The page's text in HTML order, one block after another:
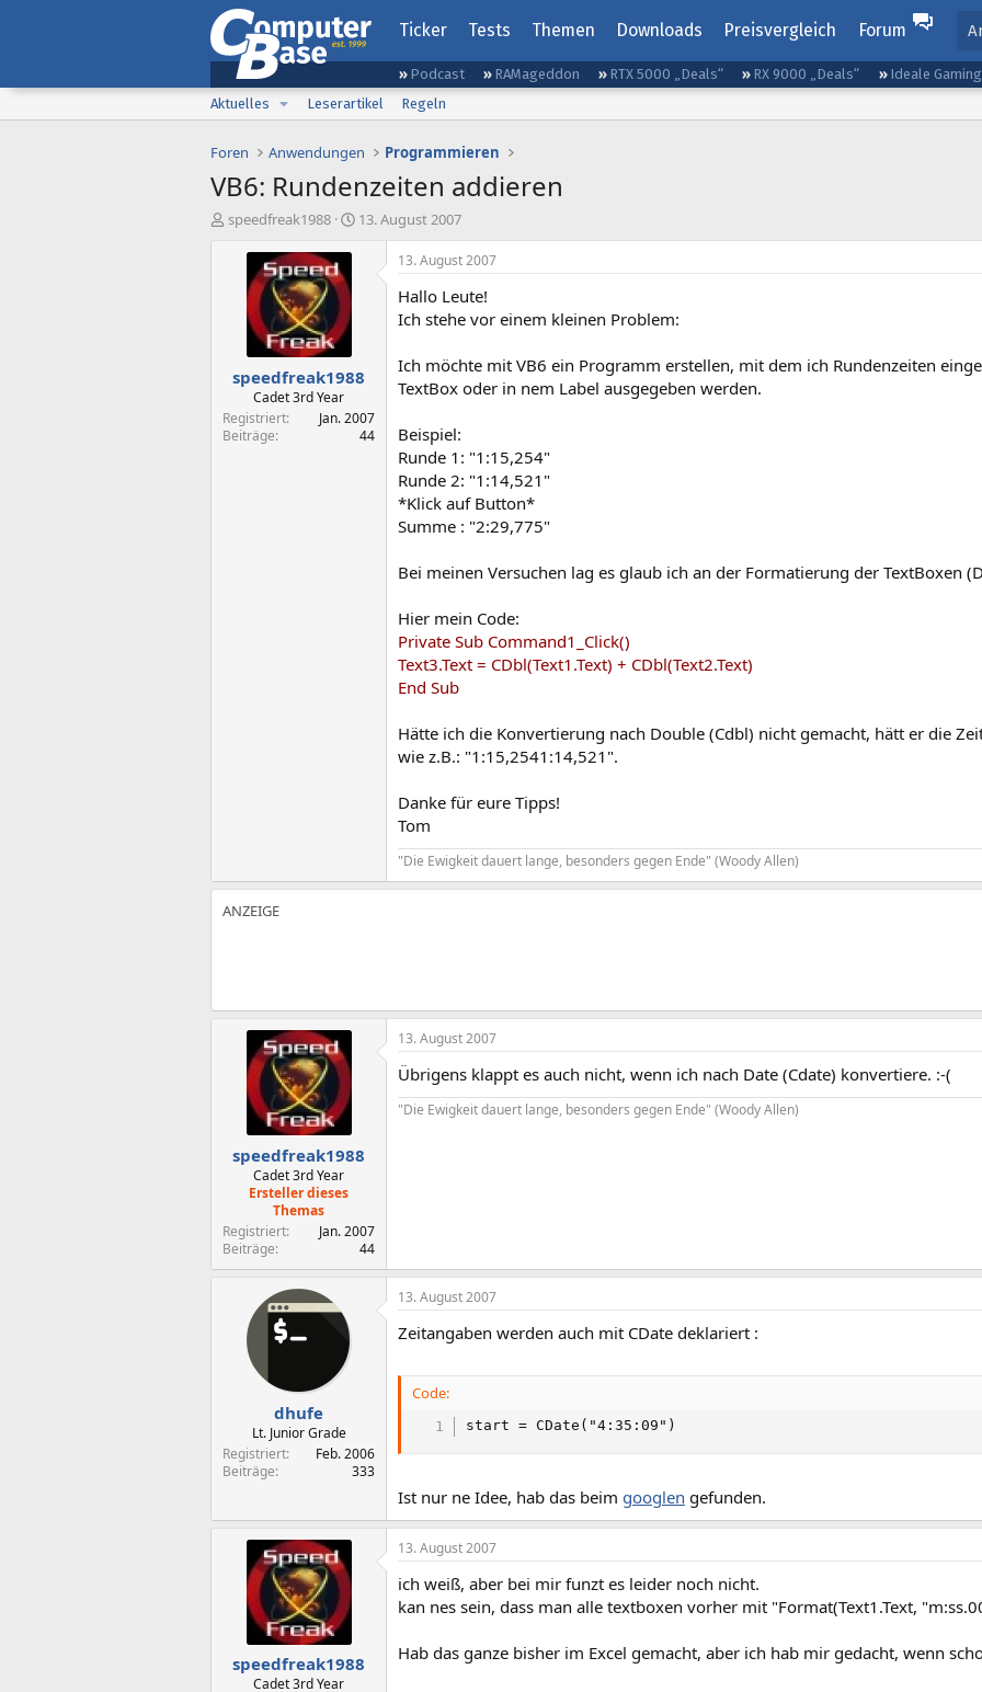
Ticker Tests Themen Downloads Preisvergleich Forum
Podcast RAMageddon RTX 5000 „Deals“ RX 9000 „Deals“ Ideale
Aktuelles
Leserartikel Regeln
Foren Anwendungen Programmieren
VB6: Rundenzeiten addieren
E
speedfreak1988
E
a
13. August 2007
speedfreak1988
Cadet 3rd Year
Registriert
Jan. 2007
Beiträge
44
13. August 2007
Hallo Leute!
Ich stehe vor einem kleinen Problem:
Ich möchte mit VB6 ein Programm erstellen, mit dem ich Rundenzeiten
TextBox oder in nem Label ausgegeben werden.
Beispiel:
Runde 1: "1:15,254"
Runde 2: "1:14,521"
*Klick auf Button*
Summe : "2:29,775"
Bei meinen Versuchen lag es glaub ich an der Formatierung der TextBoxen
Hier mein Code:
Private Sub Command1_Click()
Text3.Text = CDbl(Text1.Text) + CDbl(Text2.Text)
End Sub
Hätte ich die Konvertierung nach Double (Cdbl) nicht gemacht, hätt er die
wie z.B.: "1:15,2541:14,521".
Danke für eure Tipps!
Tom
"Die Ewigkeit dauert lange, besonders gegen Ende" (Woody Allen)
speedfreak1988
Cadet 3rd Year
Ersteller dieses
Themas
Registriert
Jan. 2007
Beiträge
44
13. August 2007
Übrigens klappt es auch nicht, wenn ich nach Date (Cdate) konvertiere. :-(
"Die Ewigkeit dauert lange, besonders gegen Ende" (Woody Allen)
dhufe
Lt. Junior Grade
Registriert
Feb. 2006
Beiträge
333
13. August 2007
Zeitangaben werden auch mit CDate deklariert :
Code:
start = CDate("4:35:09")
Ist nur ne Idee, hab das beim googlen gefunden.
speedfreak1988
Cadet 3rd Year
13. August 2007
ich weiß, aber bei mir funzt es leider noch nicht.
kan nes sein, dass man alle textboxen vorher mit "Format(Text1.Text,
Hab das ganze bisher im Excel gemacht, aber ich hab mir gedacht, wenn